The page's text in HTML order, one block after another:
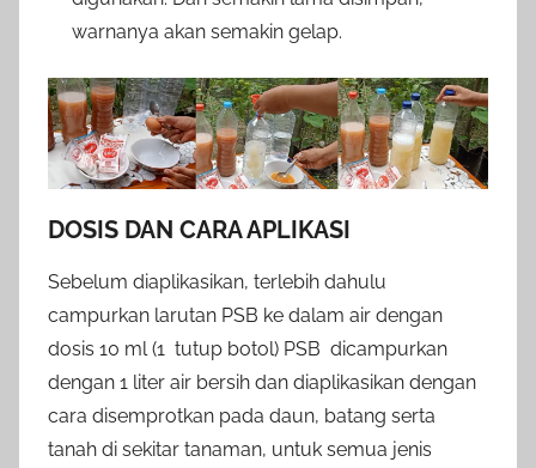
warnanya akan semakin gelap.
DOSIS DAN CARA APLIKASI
Sebelum diaplikasikan, terlebih dahulu
campurkan larutan PSB ke dalam air dengan
dosis 10 ml (1 tutup botol) PSB dicampurkan
dengan 1 liter air bersih dan diaplikasikan dengan
cara disemprotkan pada daun, batang serta
tanah di sekitar tanaman, untuk semua jenis